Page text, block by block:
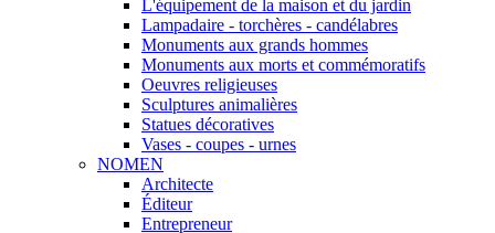
L'équipement de la maison et du jardin
Lampadaire - torchères - candélabres
Monuments aux grands hommes
Monuments aux morts et commémoratifs
Oeuvres religieuses
Sculptures animalières
Statues décoratives
Vases - coupes - urnes
NOMEN
Architecte
Éditeur
Entrepreneur